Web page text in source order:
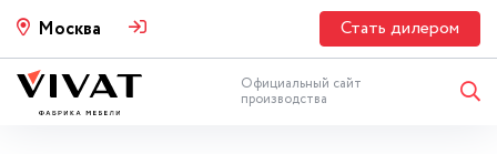
Москва Стать дилером
Официальный сайт
производства